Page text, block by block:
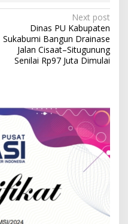
Next post
Dinas PU Kabupaten
Sukabumi Bangun Drainase
Jalan Cisaat–Situgunung
Senilai Rp97 Juta Dimulai